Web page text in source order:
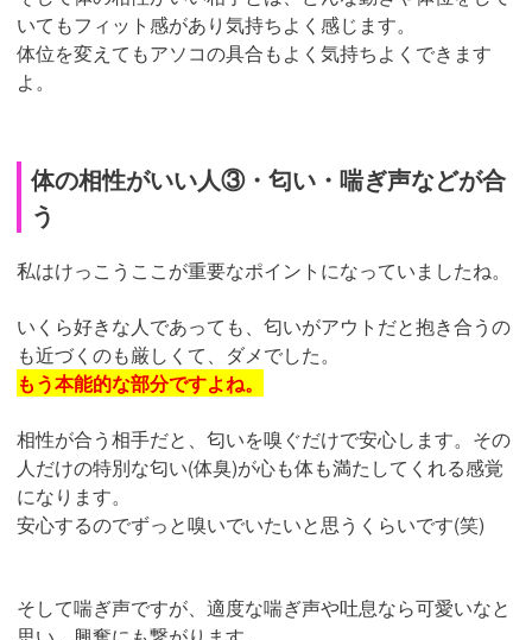
いてもフィット感があり気持ちよく感じます。
体位を変えてもアソコの具合もよく気持ちよくできます
よ。
体の相性がいい人③・匂い・喘ぎ声などが合
う
私はけっこうここが重要なポイントになっていましたね。
いくら好きな人であっても、匂いがアウトだと抱き合うの
も近づくのも厳しくて、ダメでした。
もう本能的な部分ですよね。
相性が合う相手だと、匂いを嗅ぐだけで安心します。その
人だけの特別な匂い(体臭)が心も体も満たしてくれる感覚
になります。
安心するのでずっと嗅いでいたいと思うくらいです(笑)
そして喘ぎ声ですが、適度な喘ぎ声や吐息なら可愛いなと